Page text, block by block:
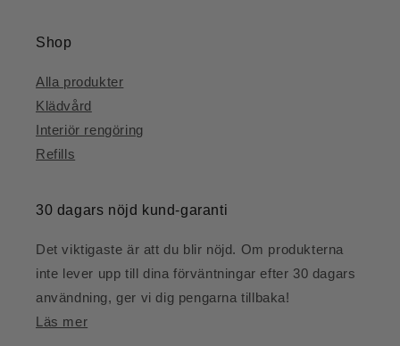
Shop
Alla produkter
Klädvård
Interiör rengöring
Refills
30 dagars nöjd kund-garanti
Det viktigaste är att du blir nöjd. Om produkterna
inte lever upp till dina förväntningar efter 30 dagars
användning, ger vi dig pengarna tillbaka!
Läs mer